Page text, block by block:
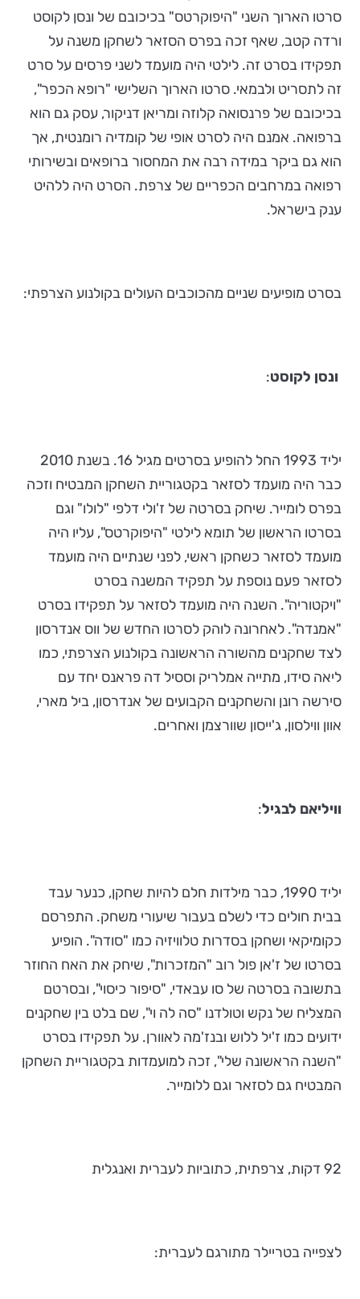
סרטו הארוך השני "היפוקרטס" בכיכובם של ונסן לקוסט
ורדה קטב, שאף זכה בפרס הסזאר לשחקן משנה על
תפקידו בסרט זה. לילטי היה מועמד לשני פרסים על סרט
זה לתסריט ולבמאי. סרטו הארוך השלישי "רופא הכפר",
בכיכובם של פרנסואה קלוזה ומריאן דניקור, עסק גם הוא
ברפואה. אמנם היה לסרט אופי של קומדיה רומנטית, אך
הוא גם ביקר במידה רבה את המחסור ברופאים ובשירותי
רפואה במרחבים הכפריים של צרפת. הסרט היה ללהיט
ענק בישראל.
בסרט מופיעים שניים מהכוכבים העולים בקולנוע הצרפתי:
ונסן לקוסט:
יליד 1993 החל להופיע בסרטים מגיל 16. בשנת 2010
כבר היה מועמד לסזאר בקטגוריית השחקן המבטיח וזכה
בפרס לומייר. שיחק בסרטה של ז'ולי דלפי "לולו" וגם
בסרטו הראשון של תומא לילטי "היפוקרטס", עליו היה
מועמד לסזאר כשחקן ראשי, לפני שנתיים היה מועמד
לסזאר פעם נוספת על תפקיד המשנה בסרט
"ויקטוריה". השנה היה מועמד לסזאר על תפקידו בסרט
"אמנדה". לאחרונה לוהק לסרטו החדש של ווס אנדרסון
לצד שחקנים מהשורה הראשונה בקולנוע הצרפתי, כמו
ליאה סידו, מתייה אמלריק וססיל דה פראנס יחד עם
סירשה רונן והשחקנים הקבועים של אנדרסון, ביל מארי,
אוון ווילסון, ג'ייסון שוורצמן ואחרים.
וויליאם לבגיל:
יליד 1990, כבר מילדות חלם להיות שחקן, כנער עבד
בבית חולים כדי לשלם בעבור שיעורי משחק. התפרסם
כקומיקאי ושחקן בסדרות טלוויזיה כמו "סודה". הופיע
בסרטו של ז'אן פול רוב "המזכרות", שיחק את האח החוזר
בתשובה בסרטה של סו עבאדי, "סיפור כיסוי", ובסרטם
המצליח של נקש וטולדנו "סה לה וי", שם בלט בין שחקנים
ידועים כמו ז'יל ללוש ובנז'מה לאוורן. על תפקידו בסרט
"השנה הראשונה שלי", זכה למועמדות בקטגוריית השחקן
המבטיח גם לסזאר וגם ללומייר.
92 דקות, צרפתית, כתוביות לעברית ואנגלית
לצפייה בטריילר מתורגם לעברית: